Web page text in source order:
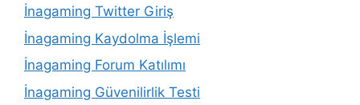
İnagaming Twitter Giriş
İnagaming Kaydolma İşlemi
İnagaming Forum Katılımı
İnagaming Güvenilirlik Testi